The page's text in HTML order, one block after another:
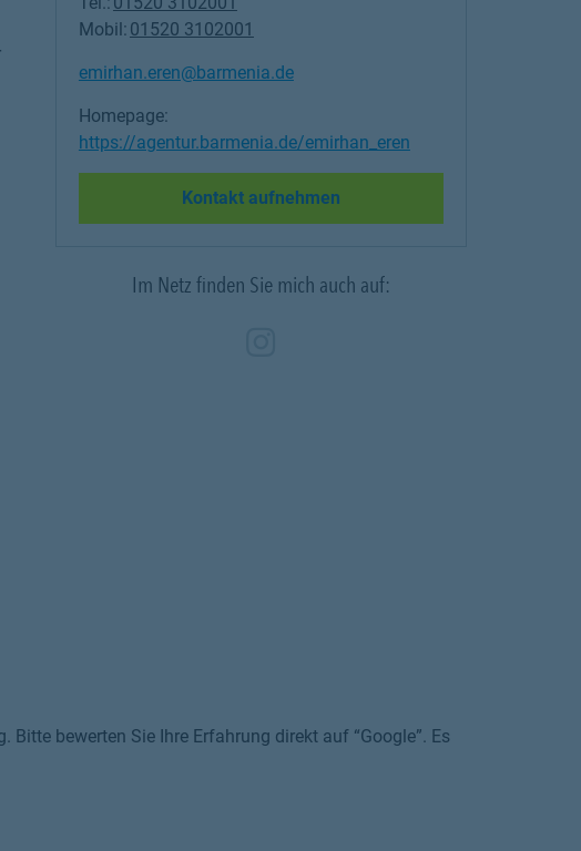
Mobil: 01520 3102001
emirhan.eren@barmenia.de
Homepage:
https://agentur.barmenia.de/emirhan_eren
Kontakt aufnehmenLink Opens in New Tab
Im Netz finden Sie mich auch auf:
bewerten Sie Ihre Erfahrung direkt auf “Google”. Es